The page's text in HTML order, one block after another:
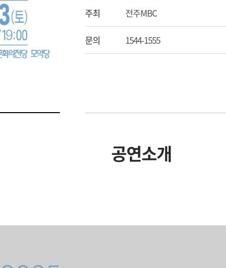
주최 전주MBC
문의 1544-1555
공연소개